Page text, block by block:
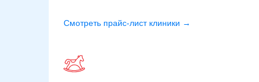
Смотреть прайс-лист клиники →